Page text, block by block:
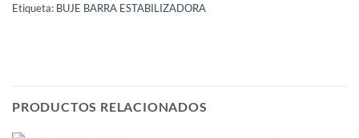
Etiqueta: BUJE BARRA ESTABILIZADORA
PRODUCTOS RELACIONADOS